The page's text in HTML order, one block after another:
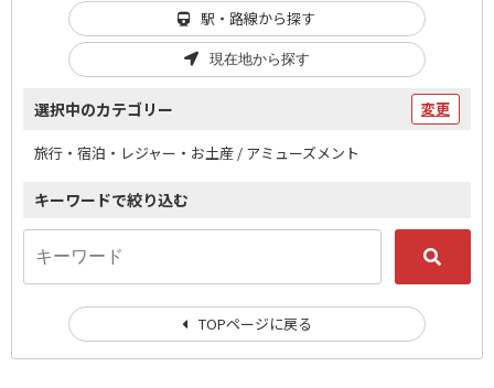
駅・路線から探す
現在地から探す
選択中のカテゴリー 変更
旅行・宿泊・レジャー・お土産 / アミューズメント
キーワードで絞り込む
TOPページに戻る